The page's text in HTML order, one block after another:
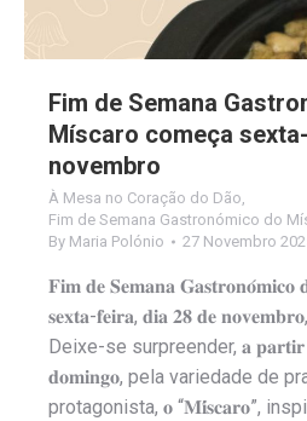
Fim de Semana
Míscaro começa
novembro
À Mesa no Coração do Dão,
Fim de Semana Gastronómico do
By Maria Polónio 27 Novembro
𝐅𝐢𝐦 𝐝𝐞 𝐒𝐞𝐦𝐚𝐧𝐚 𝐆𝐚𝐬𝐭𝐫𝐨𝐧𝐨́𝐦𝐢𝐜𝐨
𝐬𝐞𝐱𝐭𝐚-𝐟𝐞𝐢𝐫𝐚, 𝐝𝐢𝐚 𝟐𝟖 𝐝𝐞
Deixe-se surpreender, 𝐚
𝐝𝐨𝐦𝐢𝐧𝐠𝐨, pela variedade de
protagonista, 𝐨 “𝐌𝐢́𝐬𝐜𝐚𝐫𝐨”,